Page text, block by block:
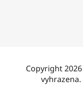
Copyright 2026
vyhrazena.